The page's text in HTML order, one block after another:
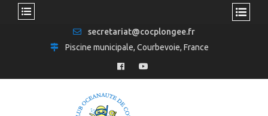
secretariat@cocplongee.fr
Piscine municipale, Courbevoie, France